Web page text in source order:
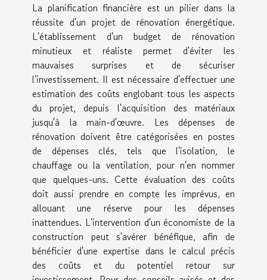
La planification financière est un pilier dans la
réussite d'un projet de rénovation énergétique.
L'établissement d'un budget de rénovation
minutieux et réaliste permet d'éviter les
mauvaises surprises et de sécuriser
l'investissement. Il est nécessaire d'effectuer une
estimation des coûts englobant tous les aspects
du projet, depuis l'acquisition des matériaux
jusqu'à la main-d'œuvre. Les dépenses de
rénovation doivent être catégorisées en postes
de dépenses clés, tels que l'isolation, le
chauffage ou la ventilation, pour n'en nommer
que quelques-uns. Cette évaluation des coûts
doit aussi prendre en compte les imprévus, en
allouant une réserve pour les dépenses
inattendues. L'intervention d'un économiste de la
construction peut s'avérer bénéfique, afin de
bénéficier d'une expertise dans le calcul précis
des coûts et du potentiel retour sur